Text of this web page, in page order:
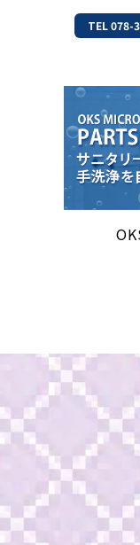
TEL 078-